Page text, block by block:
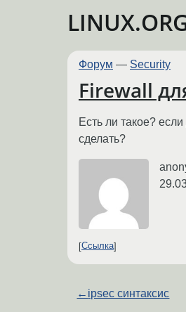
Форум — Security
Firewall
Есть ли такое?
сделать?
Ссылка
← ipsec синтаксис